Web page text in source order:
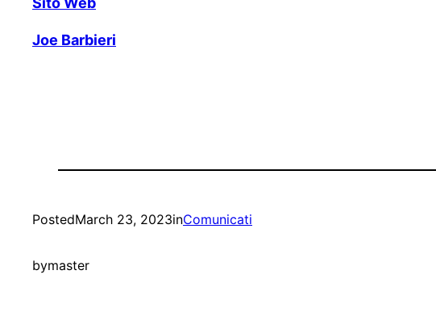
Joe Barbieri
PostedMarch 23, 2023inComunicati
bymaster